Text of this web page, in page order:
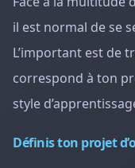
il est normal de se
L’important est de
correspond à ton
style
Définis ton projet